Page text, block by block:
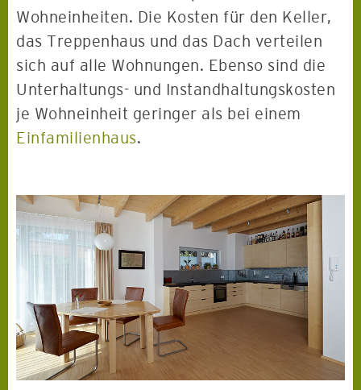
Wohneinheiten. Die Kosten für den Keller,
das Treppenhaus und das Dach verteilen
sich auf alle Wohnungen. Ebenso sind die
Unterhaltungs- und Instandhaltungskosten
je Wohneinheit geringer als bei einem
Einfamilienhaus.